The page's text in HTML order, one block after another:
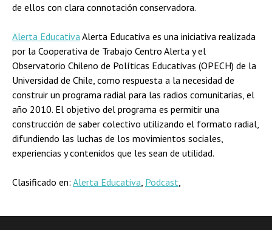
de ellos con clara connotación conservadora.
Alerta EducativaAlerta Educativa es una iniciativa realizada
por la Cooperativa de Trabajo Centro Alerta y el
Observatorio Chileno de Políticas Educativas (OPECH) de la
Universidad de Chile, como respuesta a la necesidad de
construir un programa radial para las radios comunitarias, el
año 2010. El objetivo del programa es permitir una
construcción de saber colectivo utilizando el formato radial,
difundiendo las luchas de los movimientos sociales,
experiencias y contenidos que les sean de utilidad.
Clasificado en: Alerta Educativa, Podcast,